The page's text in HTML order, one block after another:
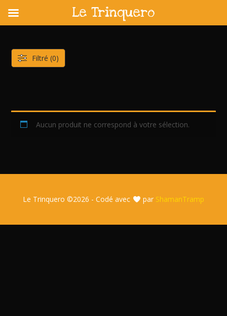
content
Aucun produit ne correspond à votre sélection.
Filtré (0)
Le Trinquero ©2026 - Codé avec par ShamanTramp
Le Trinquero